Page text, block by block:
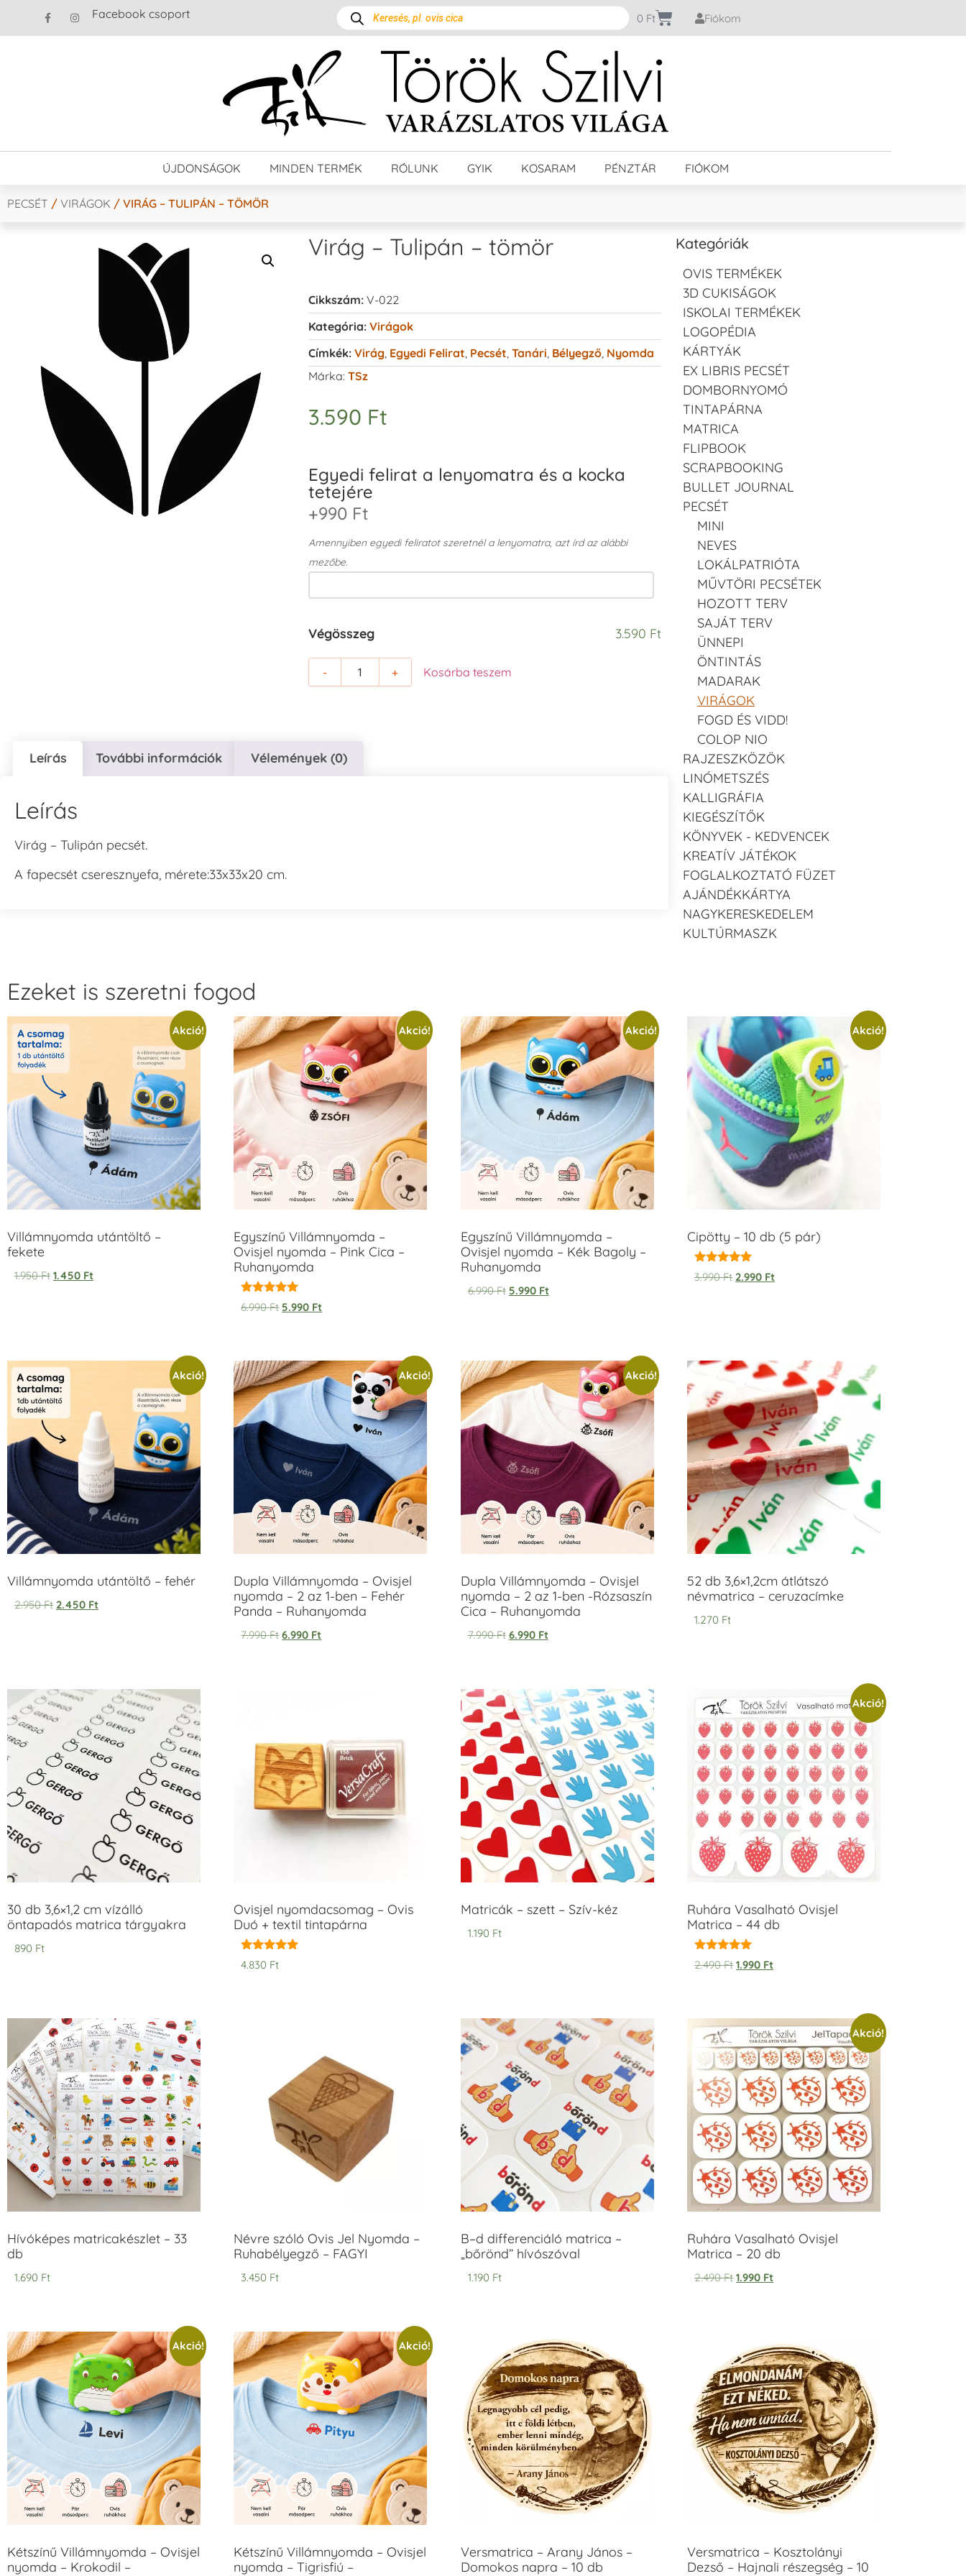
Facebook csoport 0 Ft Fiókom
ÚJDONSÁGOK MINDEN TERMÉK RÓLUNK GYIK KOSARAM PÉNZTÁR FIÓKOM
PECSÉT / VIRÁGOK / VIRÁG – TULIPÁN – TÖMÖR
Virág – Tulipán – tömör
Cikkszám: V-022
Kategória: Virágok
Címkék: Virág, Egyedi Felirat Pecsét Tanári Bélyegző, Nyomda
Márka: TSz
3.590 Ft
Egyedi felirat a lenyomatra és a kocka
tetejére
+990 Ft
Amennyiben egyedi feliratot szeretnél a lenyomatra, azt írd az alábbi
mezőbe.
Végösszeg 3.590 Ft
- + Kosárba teszem
Leírás További információk Vélemények (0)
Leírás
Virág – Tulipán pecsét.
A fapecsét cseresznyefa, mérete:33x33x20 cm.
Kategóriák
OVIS TERMÉKEK
3D CUKISÁGOK
ISKOLAI TERMÉKEK
LOGOPÉDIA
KÁRTYÁK
EX LIBRIS PECSÉT
DOMBORNYOMÓ
TINTAPÁRNA
MATRICA
FLIPBOOK
SCRAPBOOKING
BULLET JOURNAL
PECSÉT
MINI
NEVES
LOKÁLPATRIÓTA
MŰVTÖRI PECSÉTEK
HOZOTT TERV
SAJÁT TERV
ÜNNEPI
ÖNTINTÁS
MADARAK
VIRÁGOK
FOGD ÉS VIDD!
COLOP NIO
RAJZESZKÖZÖK
LINÓMETSZÉS
KALLIGRÁFIA
KIEGÉSZÍTŐK
KÖNYVEK - KEDVENCEK
KREATÍV JÁTÉKOK
FOGLALKOZTATÓ FÜZET
AJÁNDÉKKÁRTYA
NAGYKERESKEDELEM
KULTÚRMASZK
Ezeket is szeretni fogod
Akció!
Villámnyomda utántöltő –
fekete
1.950Ft 1.450 Ft
Akció!
Egyszínű Villámnyomda –
Ovisjel nyomda – Pink Cica –
Ruhanyomda
Értékelés:
5.00
6.990Ft 5.990 Ft
Akció!
Egyszínű Villámnyomda –
Ovisjel nyomda – Kék Bagoly –
Ruhanyomda
6.990Ft 5.990 Ft
Akció!
Cipötty – 10 db (5 pár)
Értékelés:
5.00
3.990Ft 2.990 Ft
Akció!
Villámnyomda utántöltő – fehér
2.950Ft 2.450 Ft
Akció!
Dupla Villámnyomda – Ovisjel
nyomda – 2 az 1-ben – Fehér
Panda – Ruhanyomda
7.990Ft 6.990 Ft
Akció!
Dupla Villámnyomda – Ovisjel
nyomda – 2 az 1-ben -Rózsaszín
Cica – Ruhanyomda
7.990Ft 6.990 Ft
52 db 3,6×1,2cm átlátszó
névmatrica – ceruzacímke
1.270 Ft
30 db 3,6×1,2 cm vízálló
öntapadós matrica tárgyakra
890 Ft
Ovisjel nyomdacsomag – Ovis
Duó + textil tintapárna
Értékelés:
5.00
4.830 Ft
Matricák – szett – Szív-kéz
1.190 Ft
Akció!
Ruhára Vasalható Ovisjel
Matrica – 44 db
Értékelés:
5.00
2.490Ft 1.990 Ft
Hívóképes matricakészlet – 33
db
1.690 Ft
Névre szóló Ovis Jel Nyomda –
Ruhabélyegző – FAGYI
3.450 Ft
B–d differenciáló matrica –
„bőrönd” hívószóval
1.190 Ft
Akció!
Ruhára Vasalható Ovisjel
Matrica – 20 db
2.490Ft 1.990 Ft
Akció!
Kétszínű Villámnyomda – Ovisjel
nyomda – Krokodil –
Akció!
Kétszínű Villámnyomda – Ovisjel
nyomda – Tigrisfiú –
Versmatrica – Arany János –
Domokos napra – 10 db
Versmatrica – Kosztolányi
Dezső – Hajnali részegség – 10